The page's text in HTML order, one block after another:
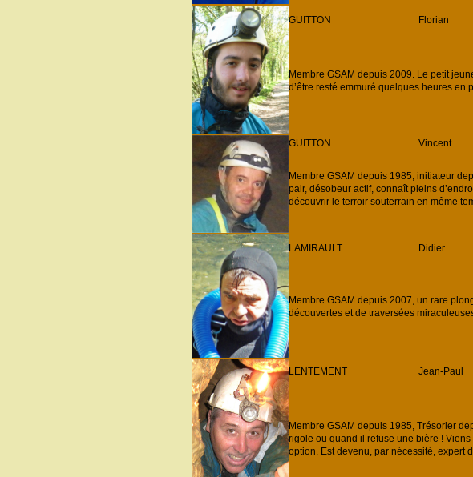
GUITTON Florian
Membre GSAM depuis 2009. Le petit
d’être resté emmuré quelques heures en
GUITTON Vincent
Membre GSAM depuis 1985, initiateur
pair, désobeur actif, connaît pleins
découvrir le terroir souterrain en même
LAMIRAULT Didier
Membre GSAM depuis 2007, un rare
découvertes et de traversées
LENTEMENT Jean-Paul
Membre GSAM depuis 1985, Trésorier
rigole ou quand il refuse une bière !
option. Est devenu, par nécessité, expert